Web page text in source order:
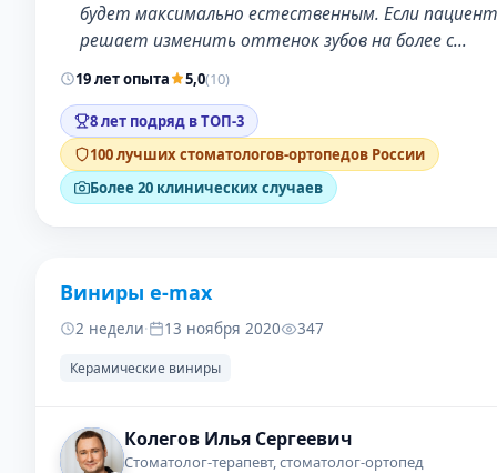
будет максимально естественным. Если пациент
решает изменить оттенок зубов на более с…
19 лет опыта 5,0(10)
8 лет подряд в ТОП-3
100 лучших стоматологов-ортопедов России
Более 20 клинических случаев
ДО
Виниры e-max
2 недели· 13 ноября 2020 347
Керамические виниры
Колегов Илья Сергеевич
Стоматолог-терапевт, стоматолог-ортопед